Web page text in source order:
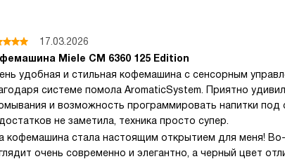
17.03.2026
Miele CM 6360 125 Edition
удобная и стильная кофемашина с сенсорным
системе помола AromaticSystem. Приятно
и возможность программировать напитки под
не заметила, техника просто супер.
кофемашина стала настоящим открытием для меня!
очень современно и элегантно, а черный цвет